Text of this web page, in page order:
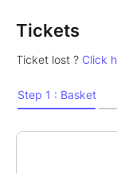
Tickets